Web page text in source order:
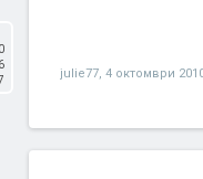
julie77, 4 октомври